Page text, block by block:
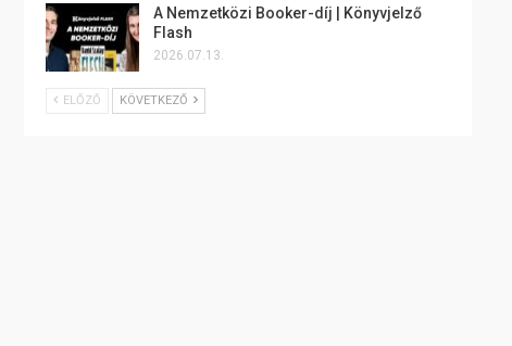
A Nemzetközi Booker-díj | Könyvjelző
Flash
2026.07.13.
ELŐZŐ KÖVETKEZŐ